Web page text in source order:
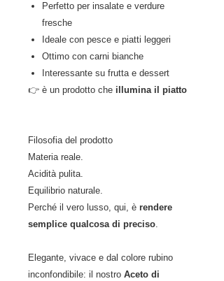
Perfetto per insalate e verdure
fresche
Ideale con pesce e piatti leggeri
Ottimo con carni bianche
Interessante su frutta e dessert
👉 è un prodotto che illumina il piatto
Filosofia del prodotto
Materia reale.
Acidità pulita.
Equilibrio naturale.
Perché il vero lusso, qui, è rendere
semplice qualcosa di preciso.
Elegante, vivace e dal colore rubino
inconfondibile: il nostro Aceto di